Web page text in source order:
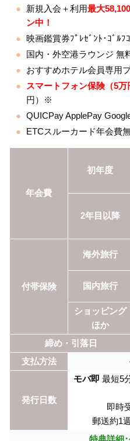
新規入会＋利用最大
ン中！
映画鑑賞券ﾌﾟﾚｾﾞﾝﾄ･ｺﾞﾙﾌ
国内・外空港ラウンジ 無
おすすめホテル会員専用
スマートフォン保険（5万
円）※
QUICPay ApplePay
ETCスルーカード年会費
年会費
初年度
2年目以降
付帯保険
海外旅行
国内旅行
ショッピング
ほか
締め・引落日
支払方法
発行日数
モバ即 最短5
即時
郵送約1
特典詳細